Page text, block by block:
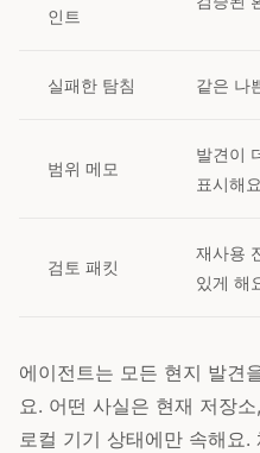
인트
실패한 탐침 같은 나
범위 메모
발견이
표시해
검토 패킷
재사용
있게 해
에이전트는 모든 현지 발견
요. 어떤 사실은 현재 저장
로컬 기기 상태에만 속해요.